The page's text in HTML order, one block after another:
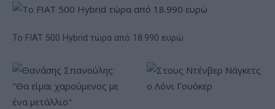
Το FIAT 500 Hybrid τώρα από 18.990 ευρώ